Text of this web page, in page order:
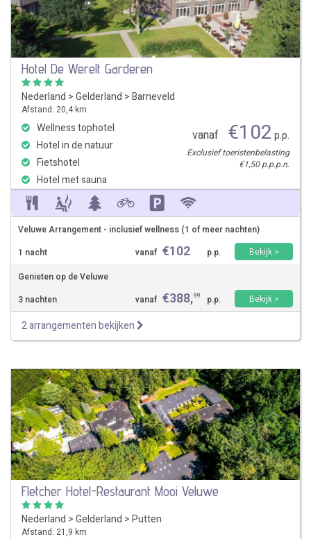
Hotel De Werelt Garderen
Nederland >Gelderland >Barneveld
Afstand: 20,4 km
Wellness tophotel
Hotel in de natuur
Fietshotel
Hotel met sauna
vanaf €102 p.p.
Exclusief toeristenbelasting
€1,50 p.p.p.n.
Veluwe Arrangement - inclusief wellness (1 of meer nachten)
1 nacht
vanaf €102 p.p.
Bekijk >
Genieten op de Veluwe
3 nachten
vanaf €388,99 p.p. Bekijk >
2 arrangementen bekijken
Fletcher Hotel-Restaurant Mooi Veluwe
Nederland >Gelderland >Putten
Afstand: 21,9 km